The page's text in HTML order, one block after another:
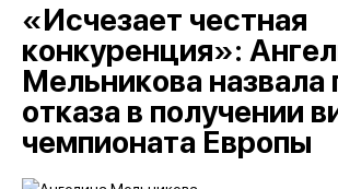
«Исчезает честная
конкуренция»:
Мельникова назвала
отказа в получении
чемпионата Европы